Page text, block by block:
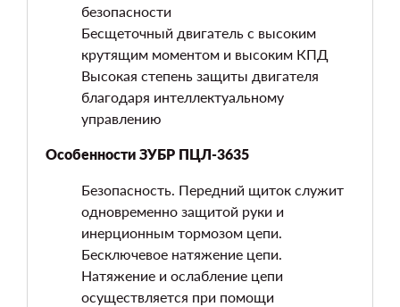
безопасности
Бесщеточный двигатель с высоким
крутящим моментом и высоким КПД
Высокая степень защиты двигателя
благодаря интеллектуальному
управлению
Особенности ЗУБР ПЦЛ-3635
Безопасность. Передний щиток служит
одновременно защитой руки и
инерционным тормозом цепи.
Бесключевое натяжение цепи.
Натяжение и ослабление цепи
осуществляется при помощи